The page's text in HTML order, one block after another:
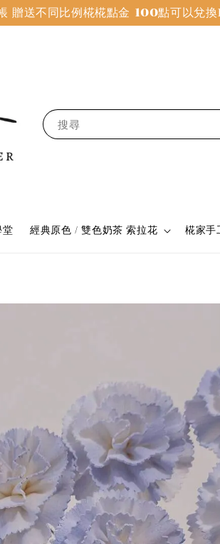
贈送不同比例椛椛點金 100點可以兌
搜尋
堂 經典原色 / 雙色奶茶 索拉花 椛家手